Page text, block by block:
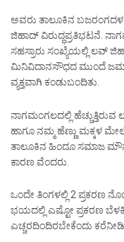
ಅವರು ತಾಲೂಕಿನ
ಜಿಹಾದ್ ವಿರುದ್ಧಪ್ರತಿಭಟನೆ.
ಸಹಸ್ರಾರು ಸಂಖ್ಯೆಯಲ್ಲಿ ಲವ್
ಮಿನಿವಿದಾನಸೌಧದ ಮುಂದೆ
ವ್ಯಕ್ತವಾಗಿ ಕಂಡುಬಂದಿತು.
ನಾಗಮಂಗಲದಲ್ಲಿ
ಹಾಗೂ ನಮ್ಮ ಹೆಣ್ಣು ಮಕ್ಕಳ
ತಾಲೂಕಿನ ಹಿಂದೂ ಸಮಾಜ
ಕಾರಣ ವೆಂದರು.
ಒಂದೇ ತಿಂಗಳಲ್ಲಿ 2 ಪ್ರಕರಣ
ಭಯದಲ್ಲಿ ಎಷ್ಟೋ ಪ್ರಕರಣ
ಎಚ್ಚರದಿಂದಿರಬೇಕೆಂದು